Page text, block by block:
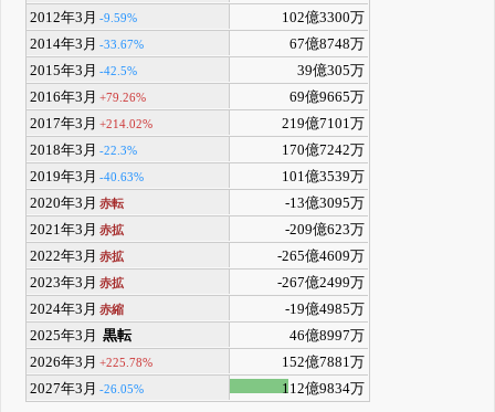
2012年3月 -9.59%
102億3300万
2014年3月 -33.67%
67億8748万
2015年3月 -42.5%
39億305万
2016年3月 +79.26%
69億9665万
2017年3月 +214.02%
219億7101万
2018年3月 -22.3%
170億7242万
2019年3月 -40.63%
101億3539万
2020年3月 赤転
-13億3095万
2021年3月 赤拡
-209億623万
2022年3月 赤拡
-265億4609万
2023年3月 赤拡
-267億2499万
2024年3月 赤縮
-19億4985万
2025年3月 黒転
46億8997万
2026年3月 +225.78%
152億7881万
2027年3月 -26.05% 112億9834万